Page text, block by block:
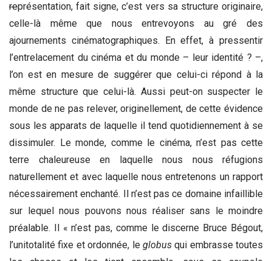
représentation, fait signe, c’est vers sa structure originaire,
celle-là même que nous entrevoyons au gré des
ajournements cinématographiques. En effet, à pressentir
l’entrelacement du cinéma et du monde – leur identité ? –,
l’on est en mesure de suggérer que celui-ci répond à la
même structure que celui-là. Aussi peut-on suspecter le
monde de ne pas relever, originellement, de cette évidence
sous les apparats de laquelle il tend quotidiennement à se
dissimuler. Le monde, comme le cinéma, n’est pas cette
terre chaleureuse en laquelle nous nous réfugions
naturellement et avec laquelle nous entretenons un rapport
nécessairement enchanté. Il n’est pas ce domaine infaillible
sur lequel nous pouvons nous réaliser sans le moindre
préalable. Il « n’est pas, comme le discerne Bruce Bégout,
l’unitotalité fixe et ordonnée, le globusqui embrasse toutes